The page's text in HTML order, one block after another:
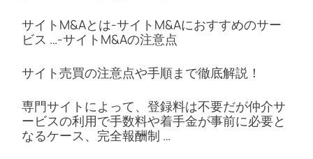
サイトM&Aとは-サイトM&Aにおすすめのサー
ビス …-サイトM&Aの注意点
サイト売買の注意点や手順まで徹底解説！
専門サイトによって、登録料は不要だが仲介サ
ービスの利用で手数料や着手金が事前に必要と
なるケース、完全報酬制 …